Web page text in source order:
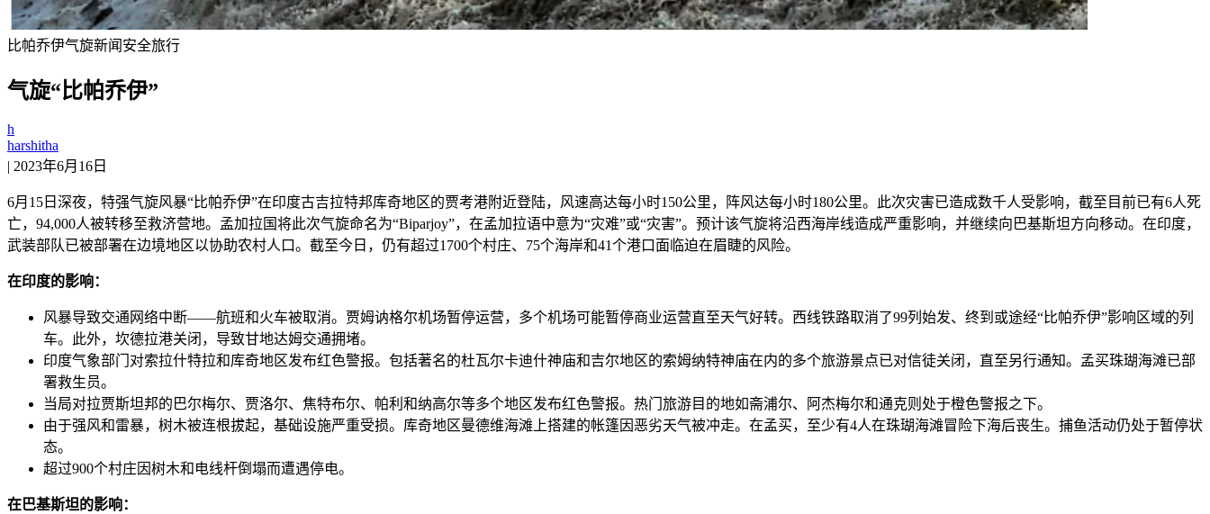
比帕乔伊气旋新闻 安全旅行
气旋“比帕乔伊”
h
harshitha
| 2023年6月16日
6月15日深夜，特强气旋风暴“比帕乔伊”在印度古吉拉特邦库奇地区的贾考港附近登陆，风速高达每小时150公里，阵风达每小时180公里。此次灾害已造成数千人受影响，截至目前已有6人死
亡，94,000人被转移至救济营地。孟加拉国将此次气旋命名为“Biparjoy”，在孟加拉语中意为“灾难”或“灾害”。预计该气旋将沿西海岸线造成严重影响，并继续向巴基斯坦方向移动。在印度，
武装部队已被部署在边境地区以协助农村人口。截至今日，仍有超过1700个村庄、75个海岸和41个港口面临迫在眉睫的风险。
在印度的影响：
风暴导致交通网络中断——航班和火车被取消。贾姆讷格尔机场暂停运营，多个机场可能暂停商业运营直至天气好转。西线铁路取消了99列始发、终到或途经“比帕乔伊”影响区域的列
车。此外，坎德拉港关闭，导致甘地达姆交通拥堵。
印度气象部门对索拉什特拉和库奇地区发布红色警报。包括著名的杜瓦尔卡迪什神庙和吉尔地区的索姆纳特神庙在内的多个旅游景点已对信徒关闭，直至另行通知。孟买珠瑚海滩已部
署救生员。
当局对拉贾斯坦邦的巴尔梅尔、贾洛尔、焦特布尔、帕利和纳高尔等多个地区发布红色警报。热门旅游目的地如斋浦尔、阿杰梅尔和通克则处于橙色警报之下。
由于强风和雷暴，树木被连根拔起，基础设施严重受损。库奇地区曼德维海滩上搭建的帐篷因恶劣天气被冲走。在孟买，至少有4人在珠瑚海滩冒险下海后丧生。捕鱼活动仍处于暂停状
态。
超过900个村庄因树木和电线杆倒塌而遭遇停电。
在巴基斯坦的影响：